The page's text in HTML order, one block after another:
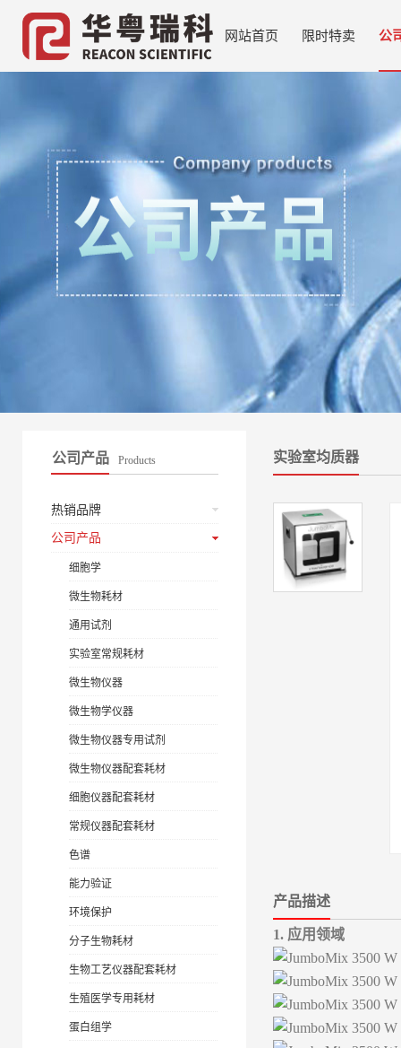
网站首页 限时特卖 公
公司产品 Products
热销品牌
公司产品
细胞学
微生物耗材
通用试剂
实验室常规耗材
微生物仪器
微生物学仪器
微生物仪器专用试剂
微生物仪器配套耗材
细胞仪器配套耗材
常规仪器配套耗材
色谱
能力验证
环境保护
分子生物耗材
生物工艺仪器配套耗材
生殖医学专用耗材
蛋白组学
实验室均质器
产品描述
1. 应用领域